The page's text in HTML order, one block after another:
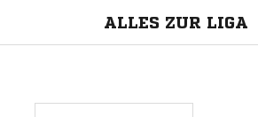
ALLES ZUR LIGA